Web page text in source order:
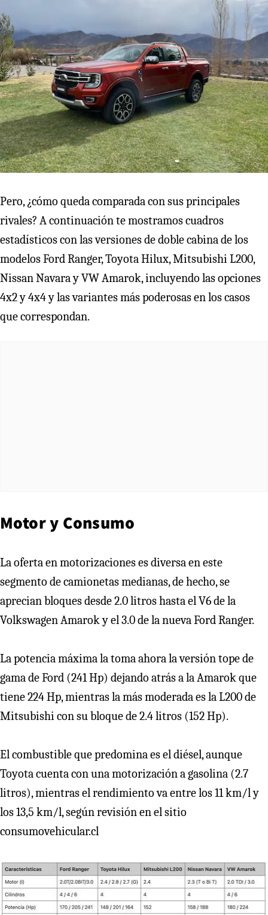
Pero, ¿cómo queda comparada con sus principales
rivales? A continuación te mostramos cuadros
estadísticos con las versiones de doble cabina de los
modelos Ford Ranger, Toyota Hilux, Mitsubishi L200,
Nissan Navara y VW Amarok, incluyendo las opciones
4x2 y 4x4 y las variantes más poderosas en los casos
que correspondan.
Motor y Consumo
La oferta en motorizaciones es diversa en este
segmento de camionetas medianas, de hecho, se
aprecian bloques desde 2.0 litros hasta el V6 de la
Volkswagen Amarok y el 3.0 de la nueva Ford Ranger.
La potencia máxima la toma ahora la versión tope de
gama de Ford (241 Hp) dejando atrás a la Amarok que
tiene 224 Hp, mientras la más moderada es la L200 de
Mitsubishi con su bloque de 2.4 litros (152 Hp).
El combustible que predomina es el diésel, aunque
Toyota cuenta con una motorización a gasolina (2.7
litros), mientras el rendimiento va entre los 11 km/l y
los 13,5 km/l, según revisión en el sitio
consumovehicular.cl